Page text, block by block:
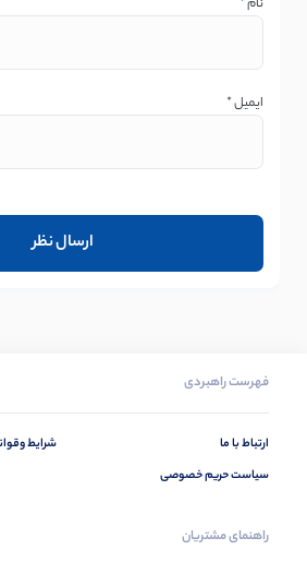
نام*
ایمیل*
فهرست راهبردی
ارتباط با ما
سیاست حریم خصوصی
شرایط
راهنمای مشتریان